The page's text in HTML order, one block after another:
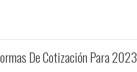
De Cotización Para 2023